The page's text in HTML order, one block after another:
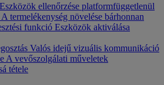
Eszközök ellenőrzése platformfüggetlenül
A termelékenység növelése bárhonnan
funkció Eszközök aktiválása
Valós idejű vizuális kommunikáció
A vevőszolgálati műveletek
tétele